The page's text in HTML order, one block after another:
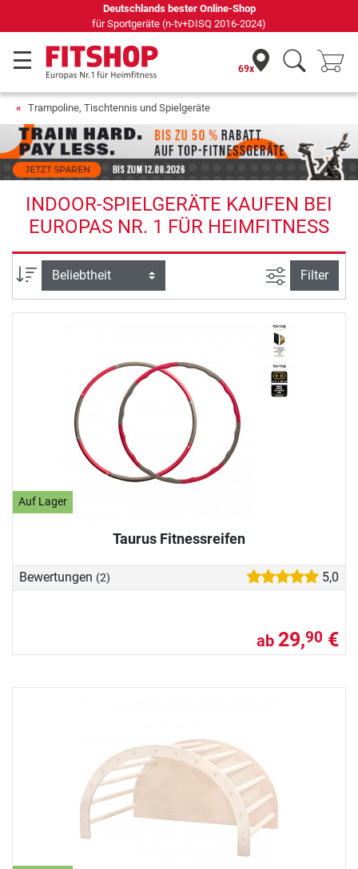
Deutschlands bester Online-Shop
für Sportgeräte (n-tv+DISQ 2016-2024)
69x
Trampoline, Tischtennis und Spielgeräte
INDOOR-SPIELGERÄTE KAUFEN BEI
EUROPAS NR. 1 FÜR HEIMFITNESS
Sortierung Ansicht
Filter
Auf Lager
Taurus Fitnessreifen
Bewertungen (2) 5,0
ab 29,90 €